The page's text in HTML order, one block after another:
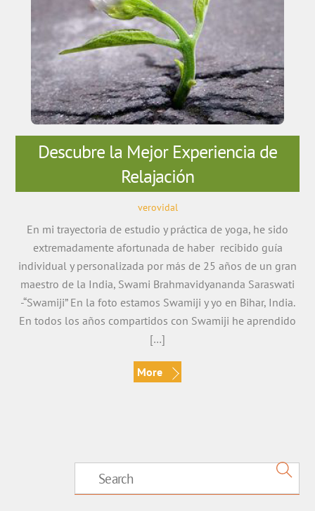
Descubre la Mejor Experiencia de
Relajación
verovidal
En mi trayectoria de estudio y práctica de yoga, he sido
extremadamente afortunada de haber recibido guía
individual y personalizada por más de 25 años de un gran
maestro de la India, Swami Brahmavidyananda Saraswati
-“Swamiji” En la foto estamos Swamiji y yo en Bihar, India.
En todos los años compartidos con Swamiji he aprendido
[…]
More